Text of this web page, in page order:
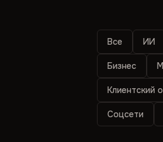
Все ИИ
Бизнес
Клиентский
Соцсети